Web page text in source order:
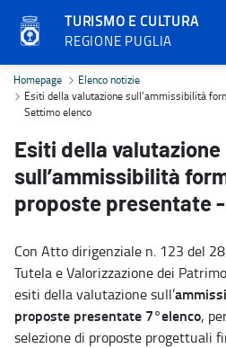
TURISMO E CULTURA
REGIONE PUGLIA
Esiti della valutazione
Homepage
Elenco notizie
Esiti della valutazione sull’ammissibilità
Settimo elenco
Esiti della valutazione
sull’ammissibilità
proposte presentate
Con Atto dirigenziale n. 123 del
Tutela e Valorizzazione dei
esiti della valutazione sull’
proposte presentate 7°elenco,
selezione di proposte progettuali